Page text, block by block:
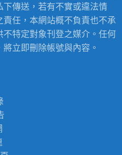
傳送，若有不實或違法情
任，本網站概不負責也不承
特定對象刊登之媒介。任何
立即刪除帳號與內容。